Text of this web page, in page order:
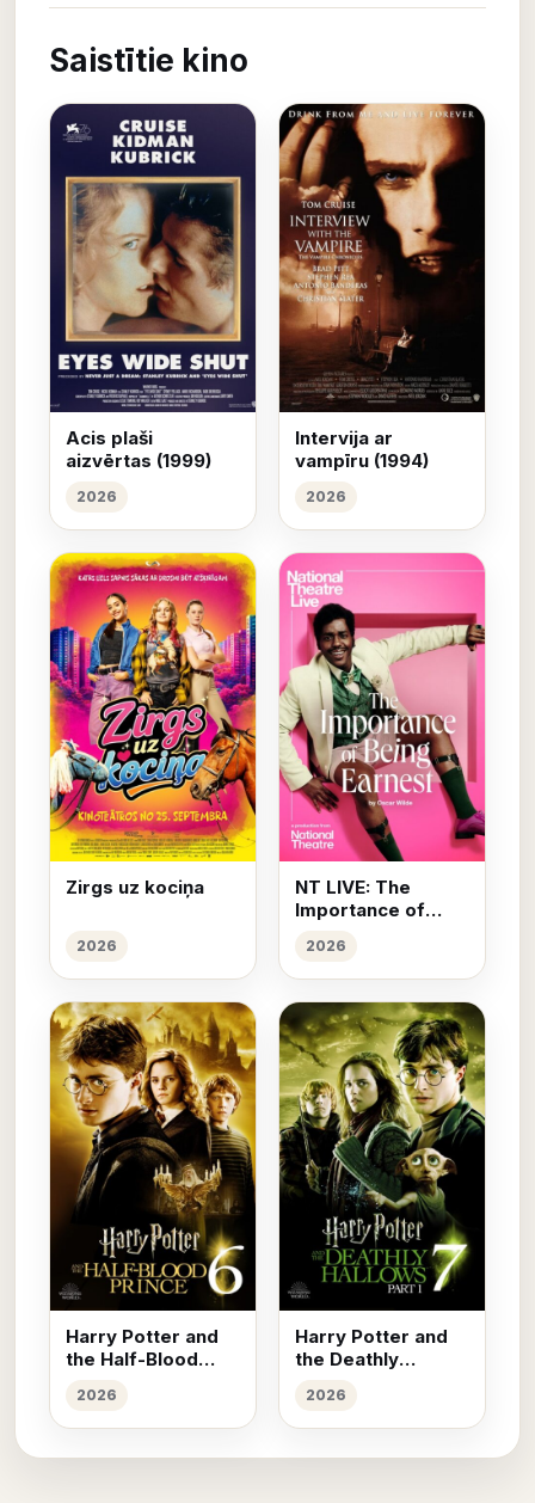
Saistītie kino
Acis plaši
aizvērtas (1999)
2026
Intervija ar
vampīru (1994)
2026
Zirgs uz kociņa
2026
NT LIVE: The
Importance of
2026
Harry Potter and
the Half-Blood
2026
Harry Potter and
the Deathly
(2010)
2026